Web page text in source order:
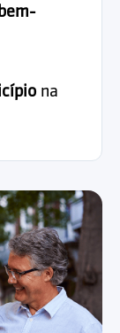
na